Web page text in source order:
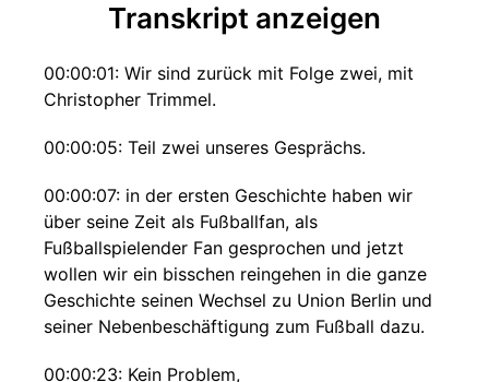
Transkript anzeigen
00:00:01: Wir sind zurück mit Folge zwei, mit
Christopher Trimmel.
00:00:05: Teil zwei unseres Gesprächs.
00:00:07: in der ersten Geschichte haben wir
über seine Zeit als Fußballfan, als
Fußballspielender Fan gesprochen und jetzt
wollen wir ein bisschen reingehen in die ganze
Geschichte seinen Wechsel zu Union Berlin und
seiner Nebenbeschäftigung zum Fußball dazu.
00:00:23: Kein Problem,